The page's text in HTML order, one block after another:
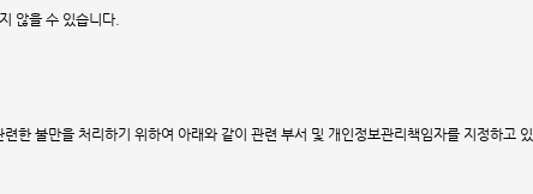
않을 수 있습니다.
한 불만을 처리하기 위하여 아래와 같이 관련 부서 및 개인정보관리책임자를 지정하고 있